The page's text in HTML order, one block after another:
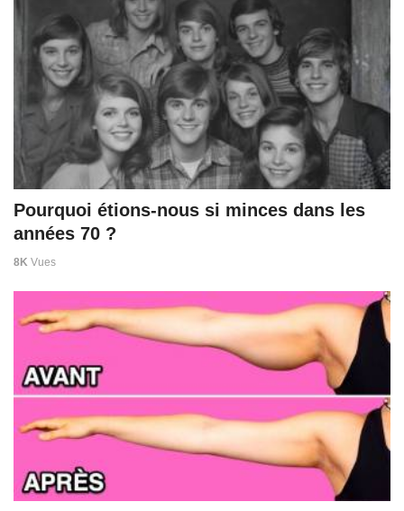
Pourquoi étions-nous si minces dans les
années 70 ?
8K Vues